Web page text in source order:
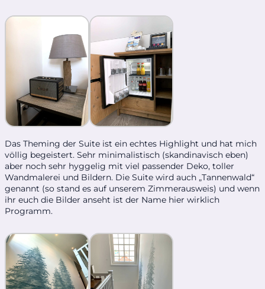
Das Theming der Suite ist ein echtes Highlight und hat mich
völlig begeistert. Sehr minimalistisch (skandinavisch eben)
aber noch sehr hyggelig mit viel passender Deko, toller
Wandmalerei und Bildern. Die Suite wird auch „Tannenwald“
genannt (so stand es auf unserem Zimmerausweis) und wenn
ihr euch die Bilder anseht ist der Name hier wirklich
Programm.